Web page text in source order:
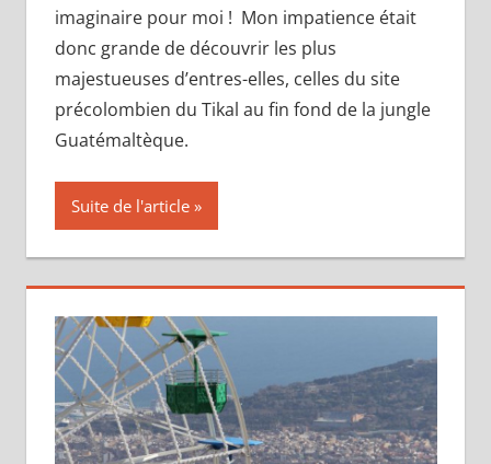
imaginaire pour moi ! Mon impatience était
donc grande de découvrir les plus
majestueuses d’entres-elles, celles du site
précolombien du Tikal au fin fond de la jungle
Guatémaltèque.
Suite de l'article